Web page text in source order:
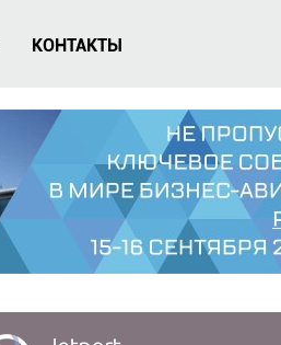
КОНТАКТЫ